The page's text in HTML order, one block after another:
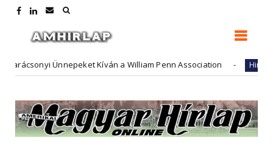
Ünnepeket Kíván a William Penn Association Hirdető